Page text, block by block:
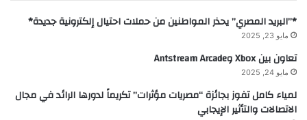
*”البريد المصري” يحذر المواطنين من حملات احتيال إلكترونية جديدة*
مايو 23, 2025
تعاون بين Xbox وAntstream Arcade
مايو 24, 2025
لمياء كامل تفوز بجائزة “مصريات مؤثرات” تكريماً لدورها الرائد في مجال
الاتصالات والتأثير الإيجابي